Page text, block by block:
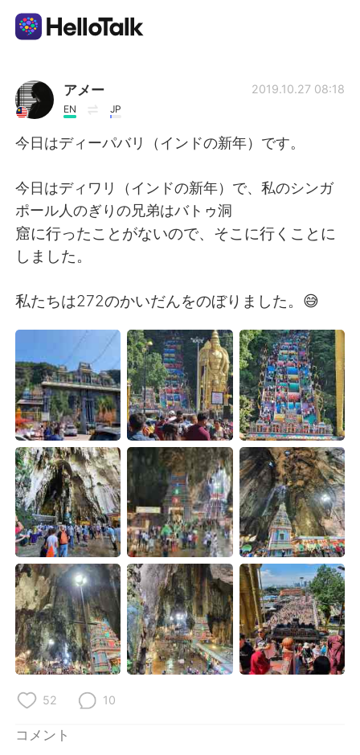
語学交換アプリ
AI Grammar Checker
English 简体中文
Deutsch 한국어
Русский ไทย
Indonesia Italiano
Türkçe Tiếng Việt
Português
アメー
EN JP
2019.10.27 08:18
今日はディーパバリ（インドの新年）です。
今日はディワリ（インドの新年）で、私のシンガ
ポール人のぎりの兄弟はバトゥ洞
窟に行ったことがないので、そこに行くことに
しました。
私たちは272のかいだんをのぼりました。😅
52 10
コメント